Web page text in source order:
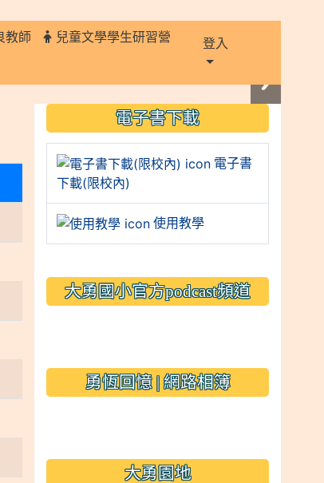
教師
兒童文學學生研習營
登入
::: 電子書下載
電子書
下載(限校內)
使用教學
大勇國小官方podcast頻道
勇恆回憶 | 網路相簿
大勇園地